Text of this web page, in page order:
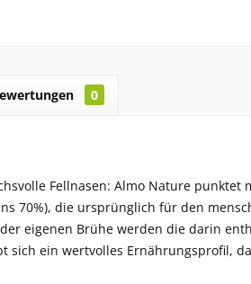
0
Fellnasen: Almo Nature
70%), die ursprünglich für den
eigenen Brühe werden die darin
sich ein wertvolles Ernährungsprofil,